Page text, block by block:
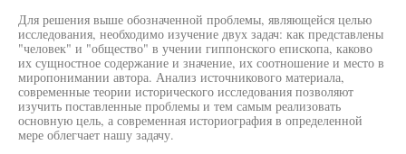
Для решения выше обозначенной проблемы, являющейся целью
исследования, необходимо изучение двух задач: как представлены
"человек" и "общество" в учении гиппонского епископа, каково
их сущностное содержание и значение, их соотношение и место в
миропонимании автора. Анализ источникового материала,
современные теории исторического исследования позволяют
изучить поставленные проблемы и тем самым реализовать
основную цель, а современная историография в определенной
мере облегчает нашу задачу.